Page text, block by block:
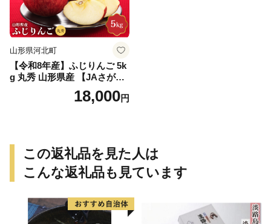
山形県河北町
【令和8年産】ふじりんご 5k
g 丸秀 山形県産 【JAさがえ
西村山】 山形県 河北町 贈答
ふじ 農協 りんご 林檎 ギフト
18,000円
この返礼品を見た人は
こんな返礼品も見ています